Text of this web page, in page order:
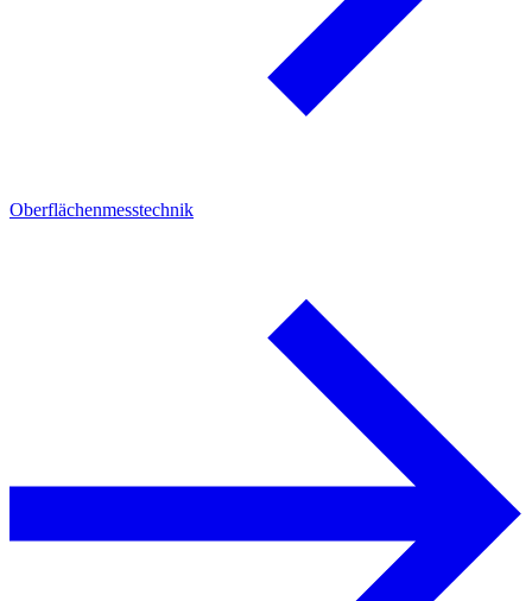
Oberflächenmesstechnik